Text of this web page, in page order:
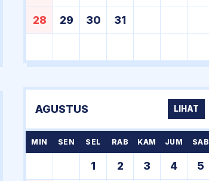
28 29 30 31
AGUSTUS LIHAT
MIN SEN SEL RAB KAM JUM SAB
1 2 3 4 5